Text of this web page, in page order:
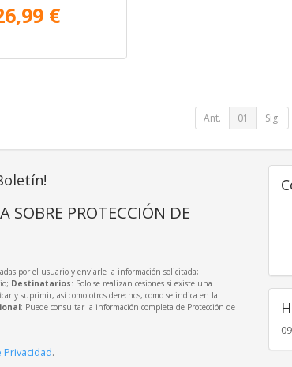
€
Ant. 01 Sig.
SOBRE PROTECCIÓN DE
por el usuario y enviarle la información solicitada;
Destinatarios: Solo se realizan cesiones si existe una
y suprimir, así como otros derechos, como se indica en la
: Puede consultar la información completa de Protección de
Privacidad.